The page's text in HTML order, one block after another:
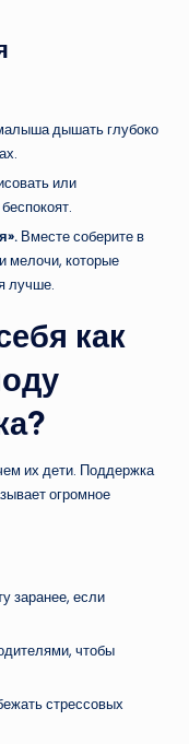
дышать глубоко
или
Вместе соберите в
мелочи, которые
лучше.
как
их дети. Поддержка
огромное
заранее, если
чтобы
стрессовых